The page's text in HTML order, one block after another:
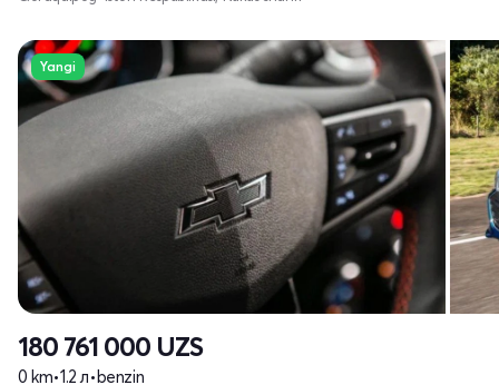
Yangi
180 761 000 UZS
0 km•1.2 л•benzin